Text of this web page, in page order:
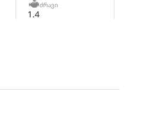
ᲫᲠᲐᲕᲘ
1.4